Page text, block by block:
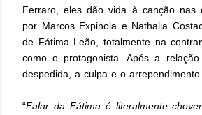
Ferraro, eles dão vida à canção nas
por Marcos Expinola e Nathalia
de Fátima Leão, totalmente na
como o protagonista. Após a
despedida, a culpa e o arrependimento.
“Falar da Fátima é literalmente